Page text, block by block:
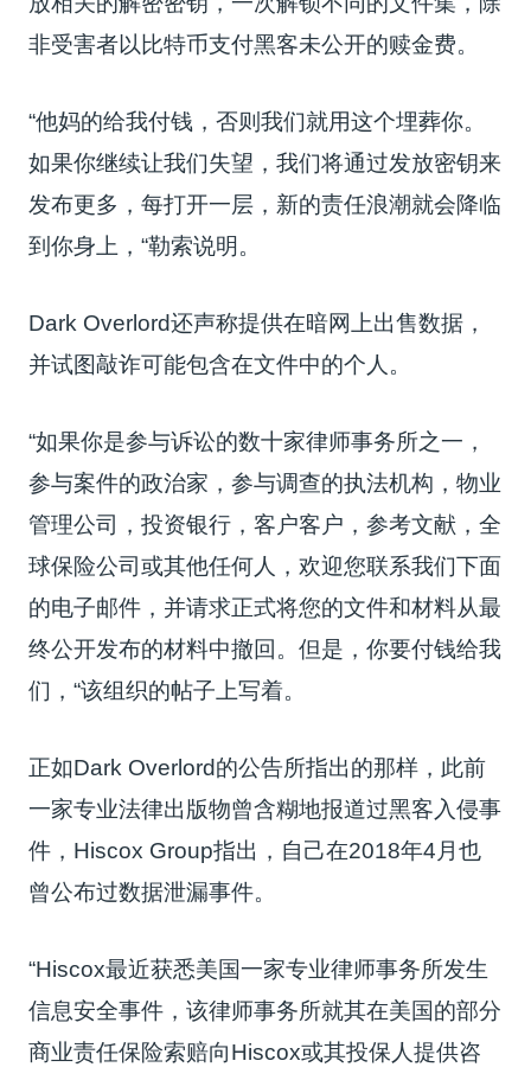
非受害者以比特币支付黑客未公开的赎金费。
“他妈的给我付钱，否则我们就用这个埋葬你。
如果你继续让我们失望，我们将通过发放密钥来
发布更多，每打开一层，新的责任浪潮就会降临
到你身上，“勒索说明。
Dark Overlord还声称提供在暗网上出售数据，
并试图敲诈可能包含在文件中的个人。
“如果你是参与诉讼的数十家律师事务所之一，
参与案件的政治家，参与调查的执法机构，物业
管理公司，投资银行，客户客户，参考文献，全
球保险公司或其他任何人，欢迎您联系我们下面
的电子邮件，并请求正式将您的文件和材料从最
终公开发布的材料中撤回。但是，你要付钱给我
们，“该组织的帖子上写着。
正如Dark Overlord的公告所指出的那样，此前
一家专业法律出版物曾含糊地报道过黑客入侵事
件，Hiscox Group指出，自己在2018年4月也
曾公布过数据泄漏事件。
“Hiscox最近获悉美国一家专业律师事务所发生
信息安全事件，该律师事务所就其在美国的部分
商业责任保险索赔向Hiscox或其投保人提供咨